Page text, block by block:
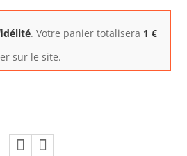
. Votre panier totalisera 1 €
sur le site.